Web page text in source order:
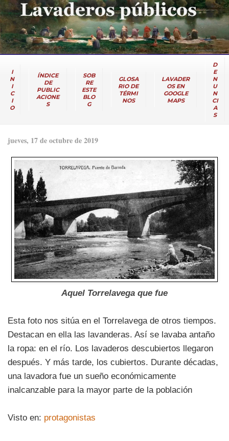
I
N
I
C
I
O
ÍNDICE
DE
PUBLIC
ACIONE
S
SOB
RE
ESTE
BLO
G
GLOSA
RIO DE
TÉRMI
NOS
LAVADER
OS EN
GOOGLE
MAPS
D
E
N
U
N
CI
A
S
jueves, 17 de octubre de 2019
Aquel Torrelavega que fue
Esta foto nos sitúa en el Torrelavega de otros tiempos.
Destacan en ella las lavanderas. Así se lavaba antaño
la ropa: en el río. Los lavaderos descubiertos llegaron
después. Y más tarde, los cubiertos. Durante décadas,
una lavadora fue un sueño económicamente
inalcanzable para la mayor parte de la población
Visto en: protagonistas